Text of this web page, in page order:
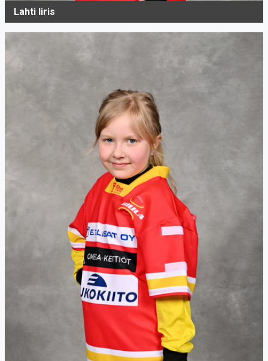
Lahti Iiris